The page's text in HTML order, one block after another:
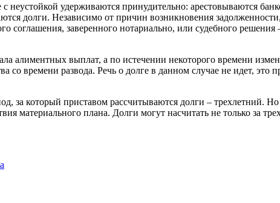
с неустойкой удерживаются принудительно: арестовываются
долги. Независимо от причин возникновения
соглашения, заверенного нотариально, или судебного решения
алиментных выплат, а по истечении некоторого времени
времени развода. Речь о долге в данном случае не идет, это
за который приставом рассчитываются долги – трехлетний. Но
материального плана. Долги могут насчитать не только за